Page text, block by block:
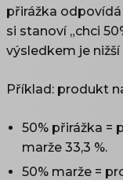
přirážka odpovídá
si stanoví „chci
výsledkem je nižší
Příklad: produkt
50% přirážka =
marže 33,3 %.
50% marže =